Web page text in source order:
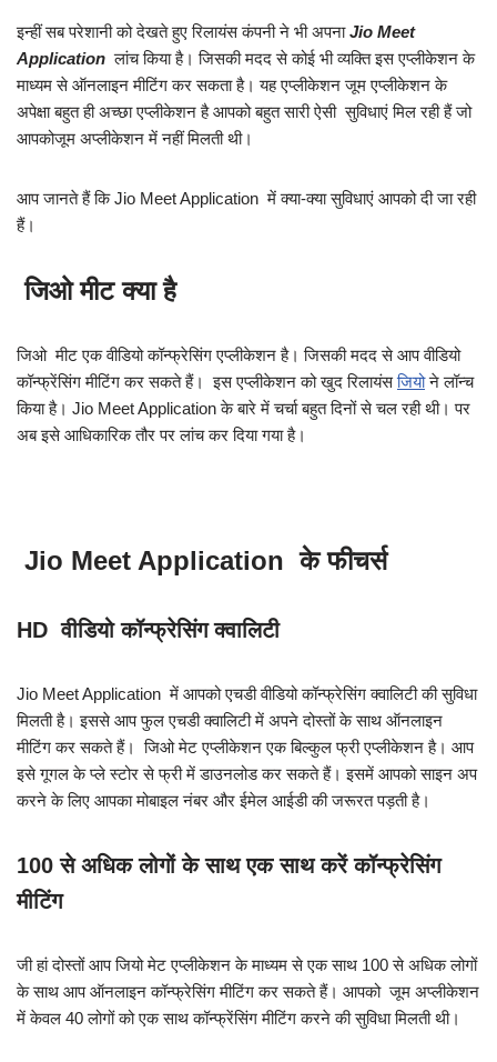
इन्हीं सब परेशानी को देखते हुए रिलायंस कंपनी ने भी अपनाJio Meet
Application लांच किया है। जिसकी मदद से कोई भी व्यक्ति इस एप्लीकेशन के
माध्यम से ऑनलाइन मीटिंग कर सकता है। यह एप्लीकेशन जूम एप्लीकेशन के
अपेक्षा बहुत ही अच्छा एप्लीकेशन है आपको बहुत सारी ऐसी सुविधाएं मिल रही हैं जो
आपकोजूम अप्लीकेशन में नहीं मिलती थी।
आप जानते हैं कि Jio Meet Application में क्या-क्या सुविधाएं आपको दी जा रही
हैं।
जिओ मीट क्या है
जिओ मीट एक वीडियो कॉन्फ्रेसिंग एप्लीकेशन है। जिसकी मदद से आप वीडियो
कॉन्फ्रेंसिंग मीटिंग कर सकते हैं। इस एप्लीकेशन को खुद रिलायंसजियोने लॉन्च
किया है। Jio Meet Application के बारे में चर्चा बहुत दिनों से चल रही थी। पर
अब इसे आधिकारिक तौर पर लांच कर दिया गया है।
Jio Meet Application के फीचर्स
HD वीडियो कॉन्फ्रेसिंग क्वालिटी
Jio Meet Application में आपको एचडी वीडियो कॉन्फ्रेसिंग क्वालिटी की सुविधा
मिलती है। इससे आप फुल एचडी क्वालिटी में अपने दोस्तों के साथ ऑनलाइन
मीटिंग कर सकते हैं। जिओ मेट एप्लीकेशन एक बिल्कुल फ्री एप्लीकेशन है। आप
इसे गूगल के प्ले स्टोर से फ्री में डाउनलोड कर सकते हैं। इसमें आपको साइन अप
करने के लिए आपका मोबाइल नंबर और ईमेल आईडी की जरूरत पड़ती है।
100 से अधिक लोगों के साथ एक साथ करें कॉन्फ्रेसिंग
मीटिंग
जी हां दोस्तों आप जियो मेट एप्लीकेशन के माध्यम से एक साथ 100 से अधिक लोगों
के साथ आप ऑनलाइन कॉन्फ्रेसिंग मीटिंग कर सकते हैं। आपको जूम अप्लीकेशन
में केवल 40 लोगों को एक साथ कॉन्फ्रेंसिंग मीटिंग करने की सुविधा मिलती थी।